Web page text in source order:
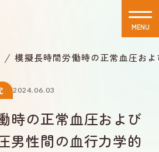
MENU
模擬長時間労働時の正常血圧お
2024.06.03
時の正常血圧および
男性間の血行力学的